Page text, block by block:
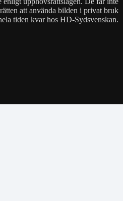
att använda bilden i privat bruk
tiden kvar hos HD-Sydsvenskan.